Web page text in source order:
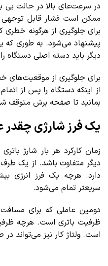
در سرعت‌عای بالا در حالت بی
ممکن است فشار قابل توجهی
برای جلوگیری از هرگونه خطری
پیشنهاد می‌شود. به طوری
دیگر باید دسته اصلی دستگاه
برای جلوگیری از موقعیت‌های
از اینکه دستگاه را پس از
بمانید تا صفحه برش متوقف
یک فرز شارژی چقدر
زمان کارکرد هر بار شارژ
دیگر متفاوت باشد. از یک
دارد. هرچه یک فرز انرژی
سریعتر تمام می‌‌شود.
دومین عاملی که برای
ظرفیت باتری است. هرچه
است. ولتاژ کار نیز می‌تواند